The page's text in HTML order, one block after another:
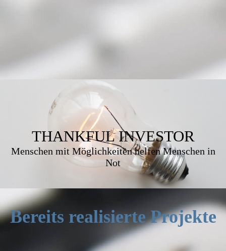
THANKFUL INVESTOR
Menschen mit Möglichkeiten helfen Menschen in
Not
Bereits realisierte Projekte